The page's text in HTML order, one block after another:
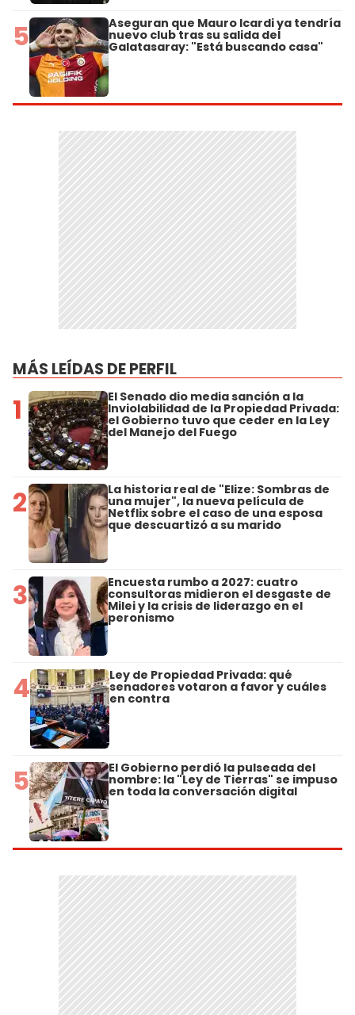
5 Aseguran que Mauro Icardi ya tendría
nuevo club tras su salida del
Galatasaray: "Está buscando casa"
MÁS LEÍDAS DE PERFIL
1 El Senado dio media sanción a la
Inviolabilidad de la Propiedad Privada:
el Gobierno tuvo que ceder en la Ley
del Manejo del Fuego
2 La historia real de "Elize: Sombras de
una mujer", la nueva película de
Netflix sobre el caso de una esposa
que descuartizó a su marido
3 Encuesta rumbo a 2027: cuatro
consultoras midieron el desgaste de
Milei y la crisis de liderazgo en el
peronismo
4 Ley de Propiedad Privada: qué
senadores votaron a favor y cuáles
en contra
5 El Gobierno perdió la pulseada del
nombre: la "Ley de Tierras" se impuso
en toda la conversación digital